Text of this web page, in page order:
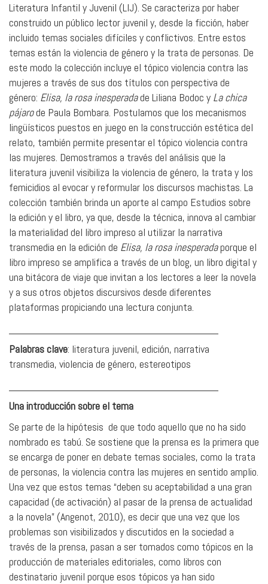
Literatura Infantil y Juvenil (LIJ). Se caracteriza por haber
construido un público lector juvenil y, desde la ficción, haber
incluido temas sociales difíciles y conflictivos. Entre estos
temas están la violencia de género y la trata de personas. De
este modo la colección incluye el tópico violencia contra las
mujeres a través de sus dos títulos con perspectiva de
género: Elisa, la rosa inesperadade Liliana Bodoc y La chica
pájarode Paula Bombara. Postulamos que los mecanismos
lingüísticos puestos en juego en la construcción estética del
relato, también permite presentar el tópico violencia contra
las mujeres. Demostramos a través del análisis que la
literatura juvenil visibiliza la violencia de género, la trata y los
femicidios al evocar y reformular los discursos machistas. La
colección también brinda un aporte al campo Estudios sobre
la edición y el libro, ya que, desde la técnica, innova al cambiar
la materialidad del libro impreso al utilizar la narrativa
transmedia en la edición de Elisa, la rosa inesperadaporque el
libro impreso se amplifica a través de un blog, un libro digital y
una bitácora de viaje que invitan a los lectores a leer la novela
y a sus otros objetos discursivos desde diferentes
plataformas propiciando una lectura conjunta.
Palabras clave: literatura juvenil, edición, narrativa
transmedia, violencia de género, estereotipos
Una introducción sobre el tema
Se parte de la hipótesis de que todo aquello que no ha sido
nombrado es tabú. Se sostiene que la prensa es la primera que
se encarga de poner en debate temas sociales, como la trata
de personas, la violencia contra las mujeres en sentido amplio.
Una vez que estos temas “deben su aceptabilidad a una gran
capacidad (de activación) al pasar de la prensa de actualidad
a la novela” (Angenot, 2010), es decir que una vez que los
problemas son visibilizados y discutidos en la sociedad a
través de la prensa, pasan a ser tomados como tópicos en la
producción de materiales editoriales, como libros con
destinatario juvenil porque esos tópicos ya han sido